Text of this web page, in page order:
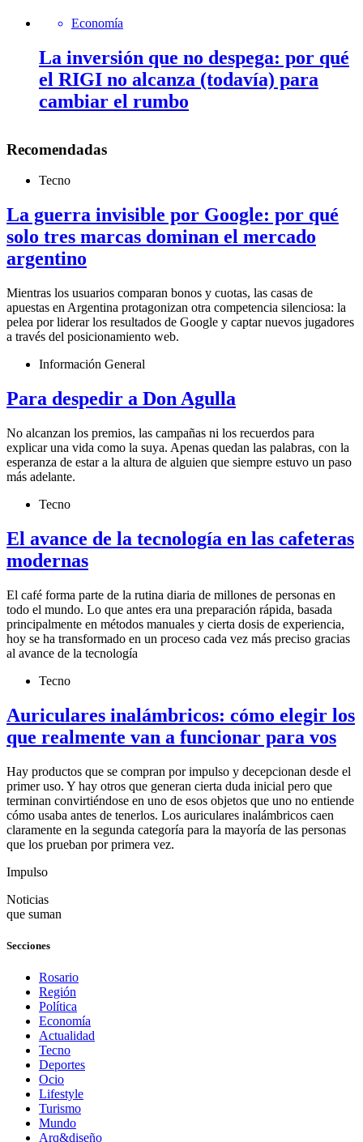
Economía
La inversión que no despega: por qué
el RIGI no alcanza (todavía) para
cambiar el rumbo
Recomendadas
Tecno
La guerra invisible por Google: por qué
solo tres marcas dominan el mercado
argentino
Mientras los usuarios comparan bonos y cuotas, las casas de
apuestas en Argentina protagonizan otra competencia silenciosa: la
pelea por liderar los resultados de Google y captar nuevos jugadores
a través del posicionamiento web.
Información General
Para despedir a Don Agulla
No alcanzan los premios, las campañas ni los recuerdos para
explicar una vida como la suya. Apenas quedan las palabras, con la
esperanza de estar a la altura de alguien que siempre estuvo un paso
más adelante.
Tecno
El avance de la tecnología en las cafeteras
modernas
El café forma parte de la rutina diaria de millones de personas en
todo el mundo. Lo que antes era una preparación rápida, basada
principalmente en métodos manuales y cierta dosis de experiencia,
hoy se ha transformado en un proceso cada vez más preciso gracias
al avance de la tecnología
Tecno
Auriculares inalámbricos: cómo elegir los
que realmente van a funcionar para vos
Hay productos que se compran por impulso y decepcionan desde el
primer uso. Y hay otros que generan cierta duda inicial pero que
terminan convirtiéndose en uno de esos objetos que uno no entiende
cómo usaba antes de tenerlos. Los auriculares inalámbricos caen
claramente en la segunda categoría para la mayoría de las personas
que los prueban por primera vez.
Impulso
Noticias
que suman
Secciones
Rosario
Región
Política
Economía
Actualidad
Tecno
Deportes
Ocio
Lifestyle
Turismo
Mundo
Arq&diseño